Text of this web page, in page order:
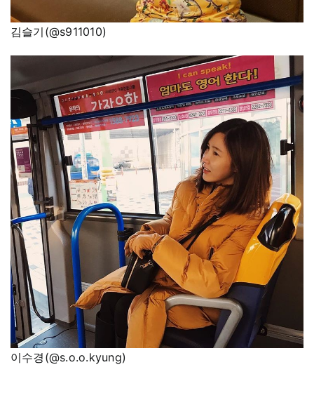
김슬기(@s911010)
이수경(@s.o.o.kyung)